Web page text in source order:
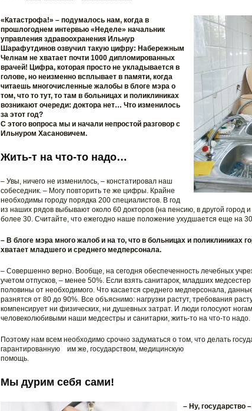
«Катастрофа!» – подумалось нам, когда в
прошлогоднем интервью «Неделе» начальник
управления здравоохранения Ильнур
Шарафутдинов озвучил такую цифру: Набережным
Челнам не хватает почти 1000 дипломированных
врачей! Цифра, которая просто не укладывается в
голове, но неизменно всплывает в памяти, когда
читаешь многочисленные жалобы в блоге мэра о
том, что то тут, то там в больницах и поликлиниках
возникают очереди: доктора нет… Что изменилось
за этот год?
С этого вопроса мы и начали непростой разговор с
Ильнуром Хасановичем.
Жить-т на что-то надо…
– Увы, ничего не изменилось, – констатировал наш
собеседник. – Могу повторить те же цифры. Крайне
необходимы городу порядка 200 специалистов. В год
из наших рядов выбывают около 60 докторов (на пенсию, в другой город
более 30. Считайте, что ежегодно наше положение ухудшается еще на
– В блоге мэра много жалоб и на то, что в больницах и поликлиниках
хватает младшего и среднего медперсонала.
– Совершенно верно. Вообще, на сегодня обеспеченность лечебных
учетом отпусков, – менее 50%. Если взять санитарок, младших
половины от необходимого. Что касается среднего медперсонала,
разнятся от 80 до 90%. Все объяснимо: нагрузки растут, требования
компенсирует ни физических, ни душевных затрат. И люди голосуют
человеколюбивыми наши медсестры и санитарки, жить-то на что-то надо.
Поэтому нам всем необходимо срочно задуматься о том, что делать
гарантированную им же, государством, медицинскую
помощь.
Мы дурим себя сами!
– Ну, государство